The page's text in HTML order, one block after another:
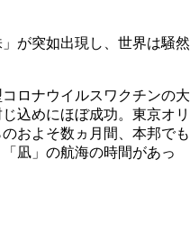
が突如出現し、世界は騒然
ロナウイルスワクチンの大
込めにほぼ成功。東京オリ
およそ数ヵ月間、本邦でも
凪」の航海の時間があっ